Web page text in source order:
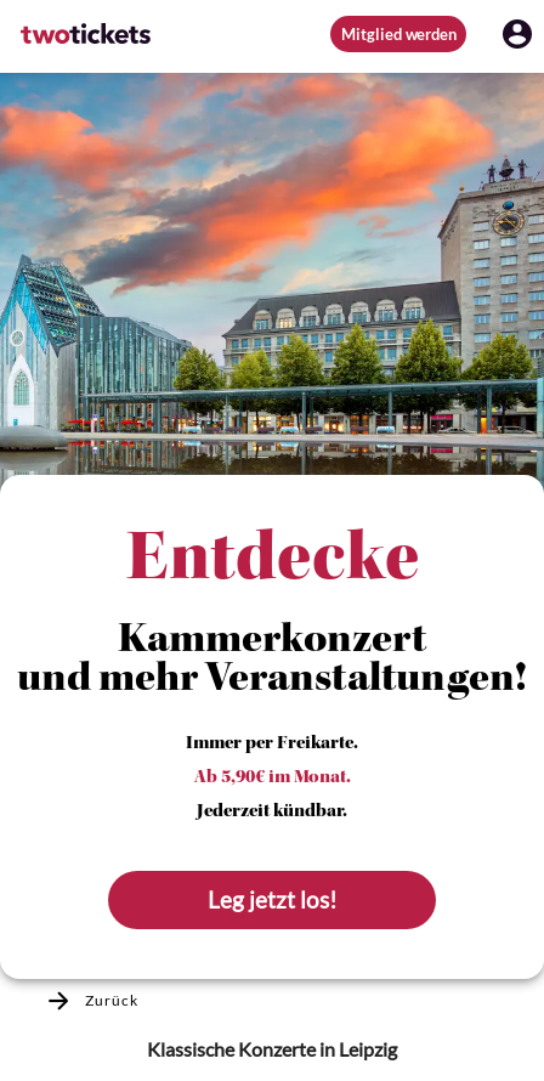
Mitglied werden
Entdecke
Kammerkonzert
und mehr Veranstaltungen!
Immer per Freikarte.
Ab 5,90€ im Monat.
Jederzeit kündbar.
Leg jetzt los!
Zurück
Klassische Konzertein Leipzig